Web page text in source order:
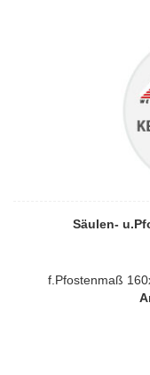
Säulen-
f.Pfostenmaß